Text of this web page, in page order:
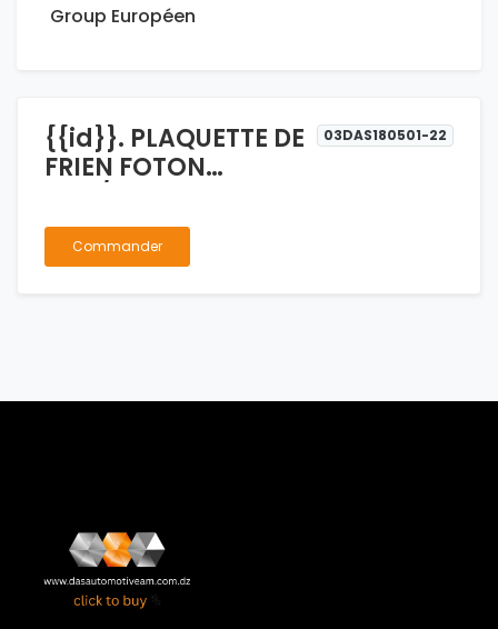
Group Européen
{{id}}. PLAQUETTE DE
FRIEN FOTON
03DAS180501-22
Commander